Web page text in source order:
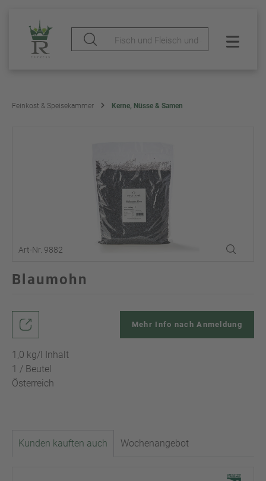
Feinkost & Speisekammer Kerne, Nüsse & Samen
Art-Nr. 9882
Blaumohn
1,0 kg/l Inhalt
1 / Beutel
Österreich
Mehr Info nach Anmeldung
Kunden kauften auch Wochenangebot